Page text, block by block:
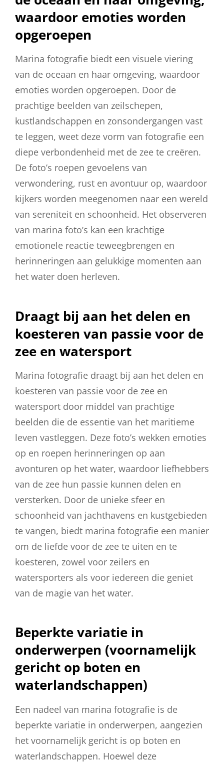
waardoor emoties worden
opgeroepen
Marina fotografie biedt een visuele viering
van de oceaan en haar omgeving, waardoor
emoties worden opgeroepen. Door de
prachtige beelden van zeilschepen,
kustlandschappen en zonsondergangen vast
te leggen, weet deze vorm van fotografie een
diepe verbondenheid met de zee te creëren.
De foto’s roepen gevoelens van
verwondering, rust en avontuur op, waardoor
kijkers worden meegenomen naar een wereld
van sereniteit en schoonheid. Het observeren
van marina foto’s kan een krachtige
emotionele reactie teweegbrengen en
herinneringen aan gelukkige momenten aan
het water doen herleven.
Draagt bij aan het delen en
koesteren van passie voor de
zee en watersport
Marina fotografie draagt bij aan het delen en
koesteren van passie voor de zee en
watersport door middel van prachtige
beelden die de essentie van het maritieme
leven vastleggen. Deze foto’s wekken emoties
op en roepen herinneringen op aan
avonturen op het water, waardoor liefhebbers
van de zee hun passie kunnen delen en
versterken. Door de unieke sfeer en
schoonheid van jachthavens en kustgebieden
te vangen, biedt marina fotografie een manier
om de liefde voor de zee te uiten en te
koesteren, zowel voor zeilers en
watersporters als voor iedereen die geniet
van de magie van het water.
Beperkte variatie in
onderwerpen (voornamelijk
gericht op boten en
waterlandschappen)
Een nadeel van marina fotografie is de
beperkte variatie in onderwerpen, aangezien
het voornamelijk gericht is op boten en
waterlandschappen. Hoewel deze